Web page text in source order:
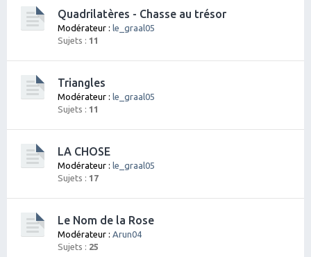
Quadrilatères - Chasse au trésor
Modérateur : le_graal05
Sujets : 11
Triangles
Modérateur : le_graal05
Sujets : 11
LA CHOSE
Modérateur : le_graal05
Sujets : 17
Le Nom de la Rose
Modérateur : Arun04
Sujets : 25